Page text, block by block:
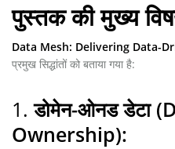
पुस्तक की मुख्य
Data Mesh: Delivering Data-
प्रमुख सिद्धांतों को बताया गया है:
1.डोमेन-ओनड डेटा
Ownership):